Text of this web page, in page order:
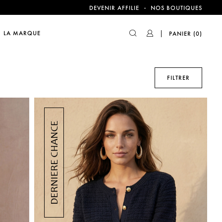
!
DEVENIR AFFILIE - NOS BOUTIQUES
LA MARQUE PANIER (0)
FILTRER